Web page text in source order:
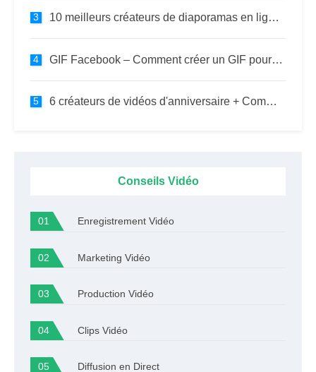
10 meilleurs créateurs de diaporamas en ligne - Comment faire un diaporama
GIF Facebook – Comment créer un GIF pour Facebook ?
6 créateurs de vidéos d'anniversaire + Comment faire une vidéo d'anniversaire ?
Conseils Vidéo
Enregistrement Vidéo
Marketing Vidéo
Production Vidéo
Clips Vidéo
Diffusion en Direct